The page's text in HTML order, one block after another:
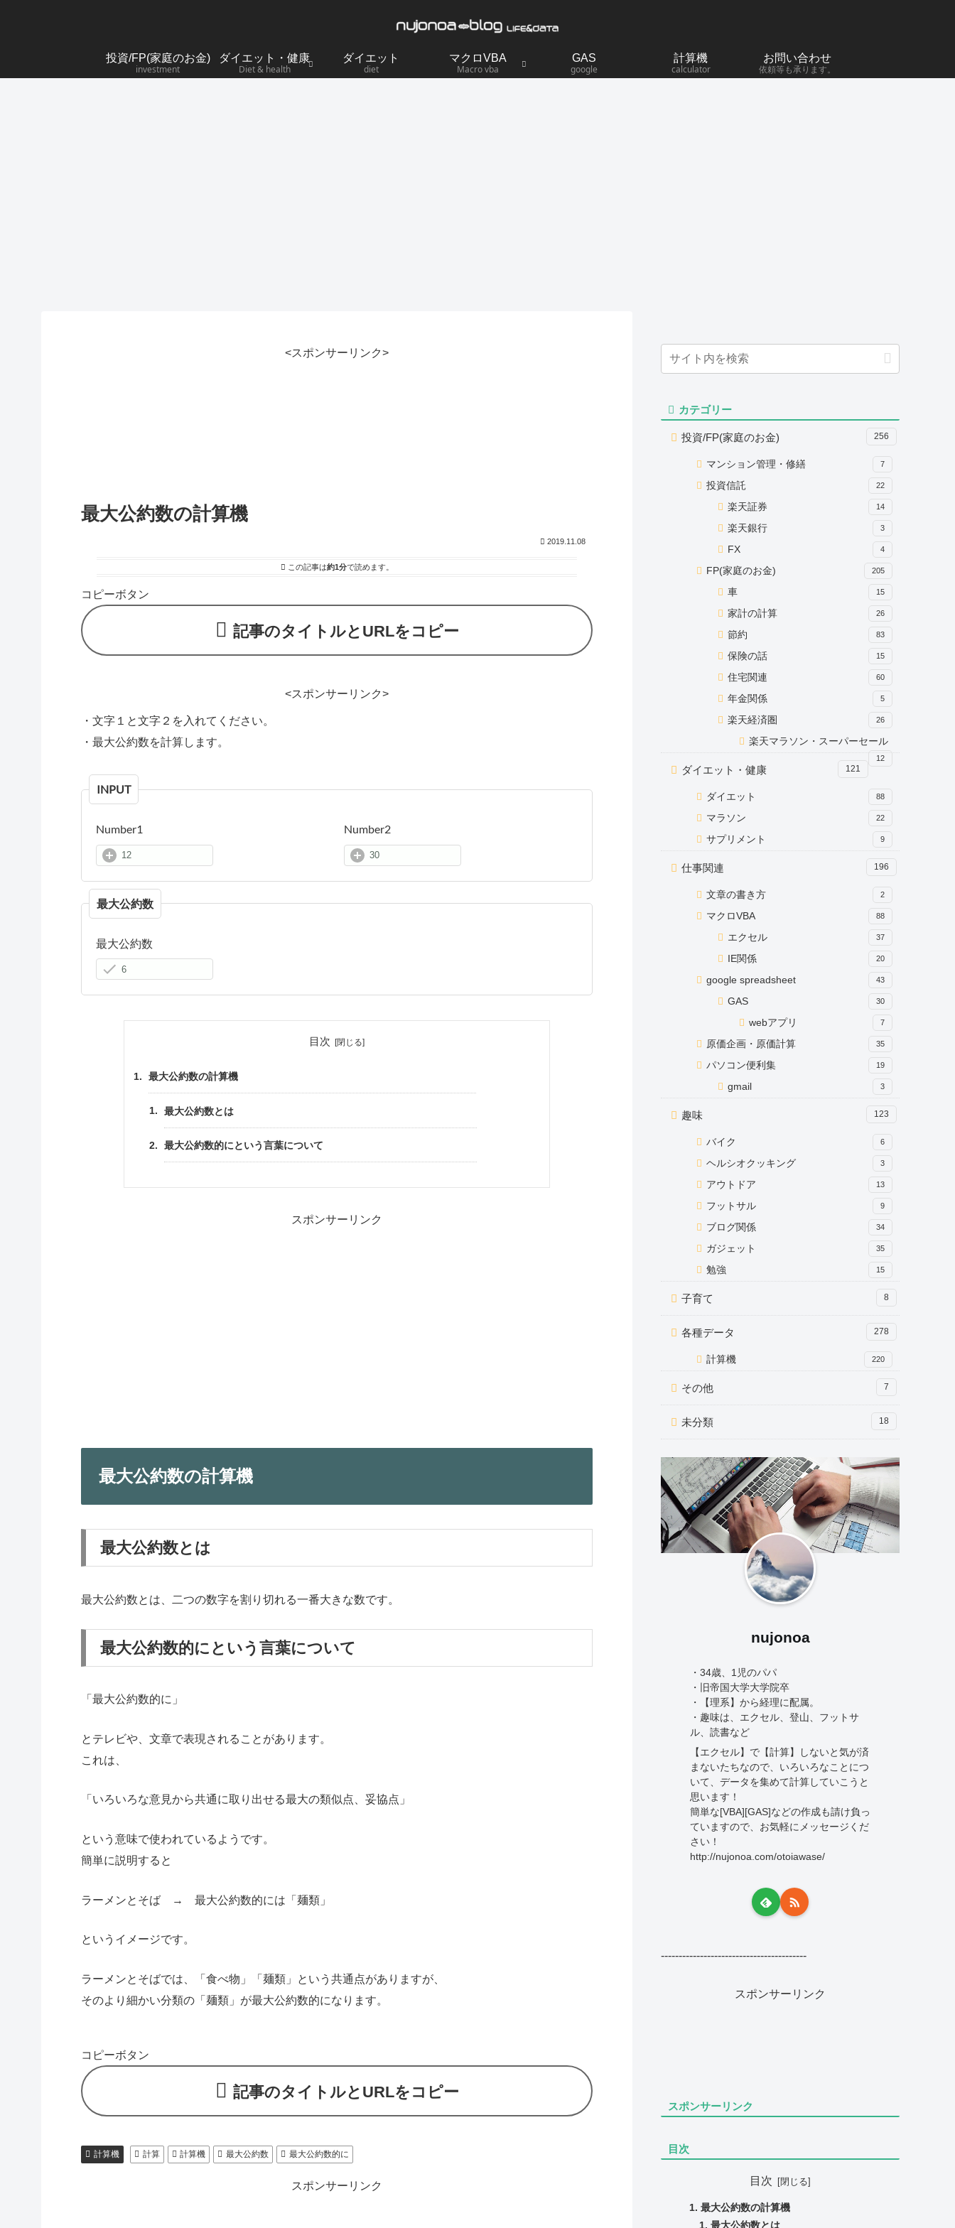
投資/FP(家庭のお金)
investment
ダイエット・健康
Diet & health
ダイエット
diet
マクロVBA
Macro vba
GAS
google
計算機
calculator
お問い合わせ
依頼等も承ります。
<スポンサーリンク>
最大公約数の計算機
2019.11.08
この記事は約1分で読めます。
コピーボタン
記事のタイトルとURLをコピー
<スポンサーリンク>
・文字１と文字２を入れてください。
・最大公約数を計算します。
INPUT
Number1 Number2
最大公約数
最大公約数
目次
最大公約数の計算機
最大公約数とは
最大公約数的にという言葉について
スポンサーリンク
最大公約数の計算機
最大公約数とは
最大公約数とは、二つの数字を割り切れる一番大きな数です。
最大公約数的にという言葉について
「最大公約数的に」
とテレビや、文章で表現されることがあります。
これは、
「いろいろな意見から共通に取り出せる最大の類似点、妥協点」
という意味で使われているようです。
簡単に説明すると
ラーメンとそば → 最大公約数的には「麺類」
というイメージです。
ラーメンとそばでは、「食べ物」「麺類」という共通点がありますが、
そのより細かい分類の「麺類」が最大公約数的になります。
コピーボタン
記事のタイトルとURLをコピー
計算機 計算 計算機 最大公約数 最大公約数的に
スポンサーリンク
カテゴリー
投資/FP(家庭のお金) 256
マンション管理・修繕 7
投資信託 22
楽天証券 14
楽天銀行 3
FX 4
FP(家庭のお金) 205
車 15
家計の計算 26
節約 83
保険の話 15
住宅関連 60
年金関係 5
楽天経済圏 26
楽天マラソン・スーパーセール
12
ダイエット・健康 121
ダイエット 88
マラソン 22
サプリメント 9
仕事関連 196
文章の書き方 2
マクロVBA 88
エクセル 37
IE関係 20
google spreadsheet 43
GAS 30
webアプリ 7
原価企画・原価計算 35
パソコン便利集 19
gmail 3
趣味 123
バイク 6
ヘルシオクッキング 3
アウトドア 13
フットサル 9
ブログ関係 34
ガジェット 35
勉強 15
子育て 8
各種データ 278
計算機 220
その他 7
未分類 18
nujonoa
・34歳、1児のパパ
・旧帝国大学大学院卒
・【理系】から経理に配属。
・趣味は、エクセル、登山、フットサ
ル、読書など
【エクセル】で【計算】しないと気が済
まないたちなので、いろいろなことにつ
いて、データを集めて計算していこうと
思います！
簡単な[VBA][GAS]などの作成も請け負っ
ていますので、お気軽にメッセージくだ
さい！
http://nujonoa.com/otoiawase/
-----------------------------------------
スポンサーリンク
スポンサーリンク
目次
目次
最大公約数の計算機
最大公約数とは